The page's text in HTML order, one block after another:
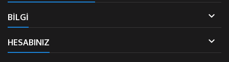
BİLGİ 
HESABINIZ 